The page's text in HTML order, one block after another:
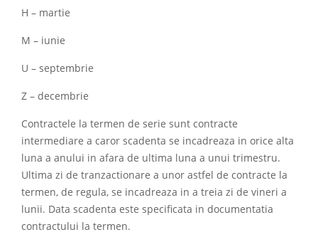
H – martie
M – iunie
U – septembrie
Z – decembrie
Contractele la termen de serie sunt contracte
intermediare a caror scadenta se incadreaza in orice alta
luna a anului in afara de ultima luna a unui trimestru.
Ultima zi de tranzactionare a unor astfel de contracte la
termen, de regula, se incadreaza in a treia zi de vineri a
lunii. Data scadenta este specificata in documentatia
contractului la termen.